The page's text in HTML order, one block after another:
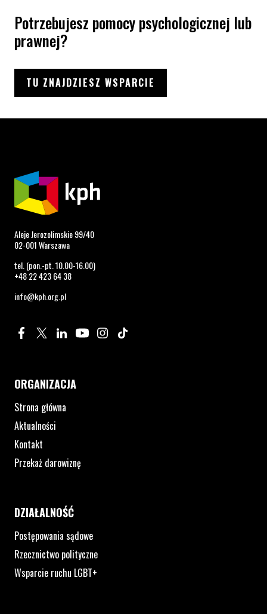
Potrzebujesz pomocy psychologicznej lub
prawnej?
TU ZNAJDZIESZ WSPARCIE
Aleje Jerozolimskie 99/40
02-001 Warszawa
tel. (pon.-pt. 10.00-16.00)
+48 22 423 64 38
info@kph.org.pl
Profil na Facebook. Strona otwiera się w nowym oknie.
Profil na Twitter. Strona otwiera się w nowym oknie.
Profil na LinkedIn. Strona otwiera się w nowym oknie.
Profil na YouTube. Strona otwiera się w nowym
Profil na Instagram. Strona otwiera się
ORGANIZACJA
Strona główna
Aktualności
Kontakt
Przekaż darowiznę
DZIAŁALNOŚĆ
Postępowania sądowe
Rzecznictwo polityczne
Wsparcie ruchu LGBT+